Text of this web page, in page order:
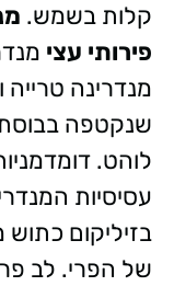
קלות בשמש.
פירותי עצי
מנדרינה
שנקטפה בבוסתן
לוהט.
עסיסיות
בזיליקום כתוש
של הפרי. לב